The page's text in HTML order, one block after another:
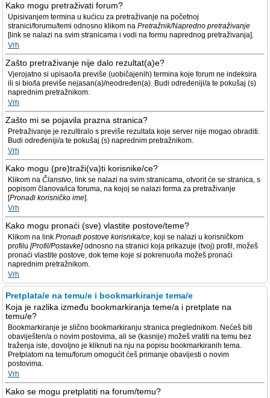
Kako mogu pretraživati forum?
Upisivanjem termina u kućicu za pretraživanje na početnoj
stranici/forumu/temi odnosno klikom na Pretražnik/Napredno pretraživanje
[link se nalazi na svim stranicama i vodi na formu naprednog pretraživanja].
Vrh
Zašto pretraživanje nije dalo rezultat(a)e?
Vjerojatno si upisao/la previše (uobičajenih) termina koje forum ne indeksira
ili si bio/la previše nejasan(a)/neodređen(a). Budi određeniji/a te pokušaj (s)
naprednim pretražnikom.
Vrh
Zašto mi se pojavila prazna stranica?
Pretraživanje je rezultiralo s previše rezultata koje server nije mogao obraditi.
Budi određeniji/a te pokušaj (s) naprednim pretražnikom.
Vrh
Kako mogu (pre)traži(va)ti korisnike/ce?
Klikom na Članstvo, link se nalazi na svim stranicama, otvorit će se stranica, s
popisom članova/ica foruma, na kojoj se nalazi forma za pretraživanje
[Pronađi korisničko ime].
Vrh
Kako mogu pronaći (sve) vlastite postove/teme?
Klikom na link Pronađi postove korisnika/ce, koji se nalazi u korisničkom
profilu [Profil/Postavke]odnosno na stranici koja prikazuje (tvoj) profil, možeš
pronaći vlastite postove, dok teme koje si pokrenuo/la možeš pronaći
naprednim pretražnikom.
Vrh
Pretplata/e na temu/e i bookmarkiranje tema/e
Koja je razlika između bookmarkiranja teme/a i pretplate na
temu/e?
Bookmarkiranje je slično bookmarkiranju stranica preglednikom. Nećeš biti
obaviješten/a o novim postovima, ali se (kasnije) možeš vratiti na temu bez
traženja iste, dovoljno je kliknuti na nju na popisu bookmarkiranih tema.
Pretplatom na temu/forum omogućit ćeš primanje obavijesti o novim
postovima.
Vrh
Kako se mogu pretplatiti na forum/temu?